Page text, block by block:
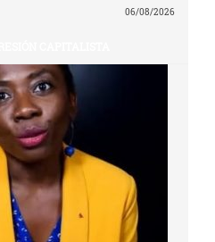
06/08/2026